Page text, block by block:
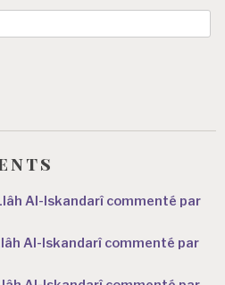
Al-Iskandarî commenté par
Al-Iskandarî commenté par